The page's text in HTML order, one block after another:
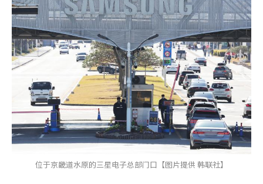
位于京畿道水原的三星电子总部门口【图片提供 韩联社】